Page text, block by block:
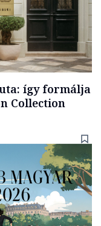
így formálja
Collection